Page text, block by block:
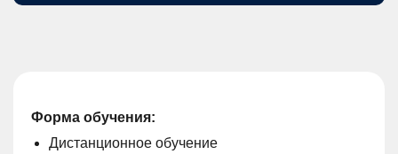
Форма обучения:
Дистанционное обучение